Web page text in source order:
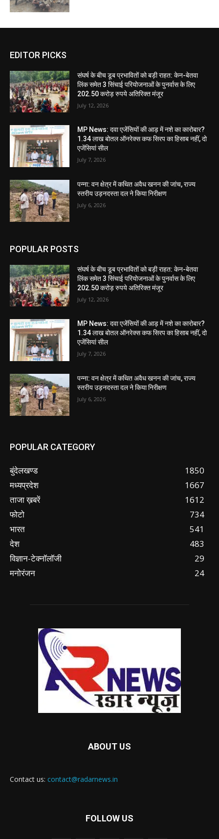
EDITOR PICKS
संघर्ष के बीच डूब प्रभावितों को बड़ी राहत: केन-बेतवा
लिंक समेत 3 सिंचाई परियोजनाओं के पुनर्वास के लिए
202.50 करोड़ रुपये अतिरिक्त मंजूर
July 12, 2026
MP News: दवा एजेंसियों की आड़ में नशे का कारोबार?
1.34 लाख बोतल ऑनरेक्स कफ सिरप का हिसाब नहीं, दो
एजेंसियां सील
July 7, 2026
पन्ना: वन क्षेत्र में कथित अवैध खनन की जांच, राज्य
स्तरीय उड़नदस्ता दल ने किया निरीक्षण
July 6, 2026
POPULAR POSTS
संघर्ष के बीच डूब प्रभावितों को बड़ी राहत: केन-बेतवा
लिंक समेत 3 सिंचाई परियोजनाओं के पुनर्वास के लिए
202.50 करोड़ रुपये अतिरिक्त मंजूर
July 12, 2026
MP News: दवा एजेंसियों की आड़ में नशे का कारोबार?
1.34 लाख बोतल ऑनरेक्स कफ सिरप का हिसाब नहीं, दो
एजेंसियां सील
July 7, 2026
पन्ना: वन क्षेत्र में कथित अवैध खनन की जांच, राज्य
स्तरीय उड़नदस्ता दल ने किया निरीक्षण
July 6, 2026
POPULAR CATEGORY
बुंदेलखण्ड
1850
मध्यप्रदेश
1667
ताजा ख़बरें
1612
फोटो
734
भारत
541
देश
483
विज्ञान-टेक्नॉलॉजी
29
मनोरंजन
24
ABOUT US
Contact us: contact@radarnews.in
FOLLOW US